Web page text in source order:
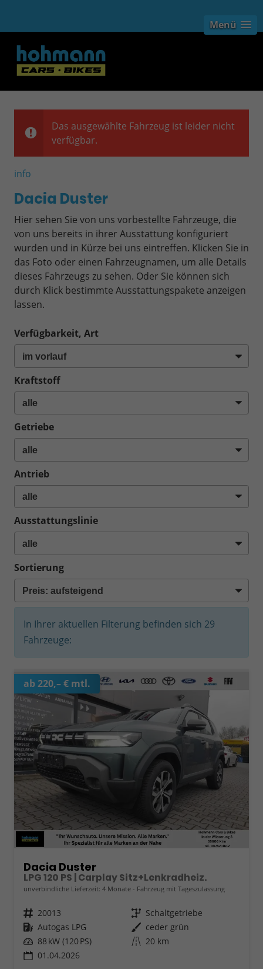
Menü
Das ausgewählte Fahrzeug ist leider nicht
verfügbar.
info
Dacia Duster
Hier sehen Sie von uns vorbestellte Fahrzeuge, die
von uns bereits in ihrer Ausstattung konfiguriert
wurden und in Kürze bei uns eintreffen. Klicken Sie in
das Foto oder einen Fahrzeugnamen, um alle Details
dieses Fahrzeugs zu sehen. Oder Sie können sich
durch Klick bestimmte Ausstattungspakete anzeigen
lassen.
Verfügbarkeit, Art
Kraftstoff
Getriebe
Antrieb
Ausstattungslinie
Sortierung
In Ihrer aktuellen Filterung befinden sich 29
Fahrzeuge:
ab 220,– € mtl.
Dacia Duster
LPG 120 PS | Carplay Sitz+Lenkradheiz.
unverbindliche Lieferzeit: 4 Monate Fahrzeug mit Tageszulassung
Fahrzeugnr. 20013 Getriebe Schaltgetriebe
Kraftstoff Autogas LPG Außenfarbe ceder grün
Leistung 88 kW (120 PS) Kilometerstand 20 km
01.04.2026